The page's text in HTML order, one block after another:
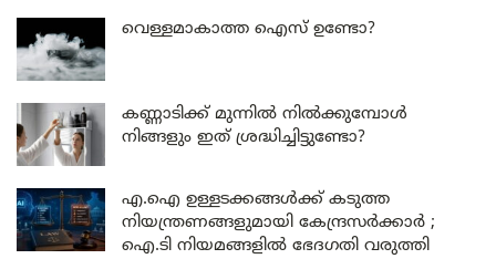
വെള്ളമാകാത്ത ഐസ് ഉണ്ടോ?
കണ്ണാടിക്ക് മുന്നിൽ നിൽക്കുമ്പോൾ
നിങ്ങളും ഇത് ശ്രദ്ധിച്ചിട്ടുണ്ടോ?
എ.ഐ ഉള്ളടക്കങ്ങൾക്ക് കടുത്ത
നിയന്ത്രണങ്ങളുമായി കേന്ദ്രസർക്കാർ ;
ഐ.ടി നിയമങ്ങളിൽ ഭേദഗതി വരുത്തി